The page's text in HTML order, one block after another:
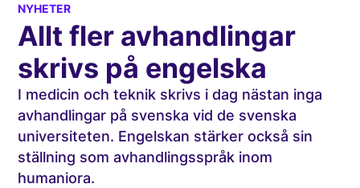
NYHETER
Allt fler avhandlingar
skrivs på engelska
I medicin och teknik skrivs i dag nästan inga
avhandlingar på svenska vid de svenska
universiteten. Engelskan stärker också sin
ställning som avhandlingsspråk inom
humaniora.